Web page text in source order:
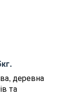
деревна
та